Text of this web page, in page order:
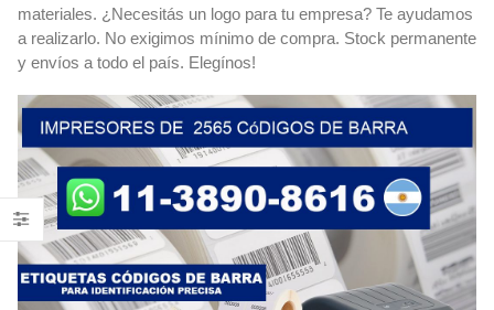
materiales. ¿Necesitás un logo para tu empresa? Te ayudamos
a realizarlo. No exigimos mínimo de compra. Stock permanente
y envíos a todo el país. Elegínos!